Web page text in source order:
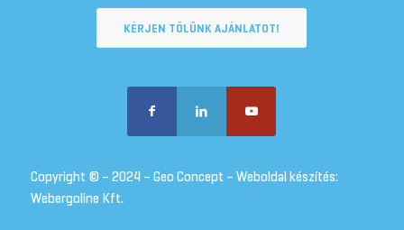
KÉRJEN TŐLÜNK AJÁNLATOT!
Copyright © – 2024 – Geo Concept – Weboldal készítés:
Webergoline Kft.